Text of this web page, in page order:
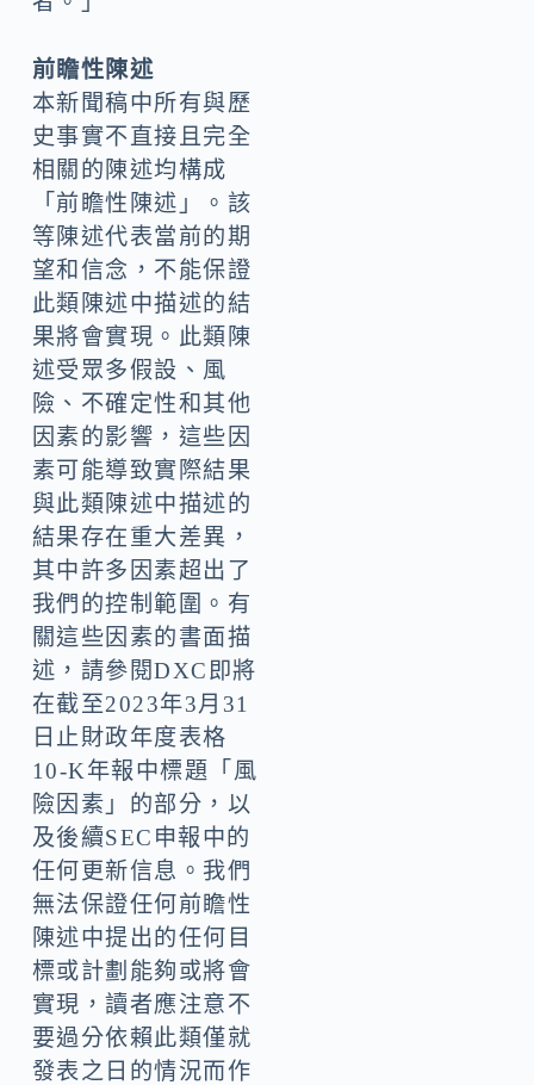
前瞻性陳述
本新聞稿中所有與歷
史事實不直接且完全
相關的陳述均構成
「前瞻性陳述」。該
等陳述代表當前的期
望和信念，不能保證
此類陳述中描述的結
果將會實現。此類陳
述受眾多假設、風
險、不確定性和其他
因素的影響，這些因
素可能導致實際結果
與此類陳述中描述的
結果存在重大差異，
其中許多因素超出了
我們的控制範圍。有
關這些因素的書面描
述，請參閱DXC即將
在截至2023年3月31
日止財政年度表格
10-K年報中標題「風
險因素」的部分，以
及後續SEC申報中的
任何更新信息。我們
無法保證任何前瞻性
陳述中提出的任何目
標或計劃能夠或將會
實現，讀者應注意不
要過分依賴此類僅就
發表之日的情況而作